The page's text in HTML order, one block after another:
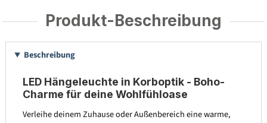
Produkt-Beschreibung
Beschreibung
LED Hängeleuchte in Korboptik - Boho-
Charme für deine Wohlfühloase
Verleihe deinem Zuhause oder Außenbereich eine warme,